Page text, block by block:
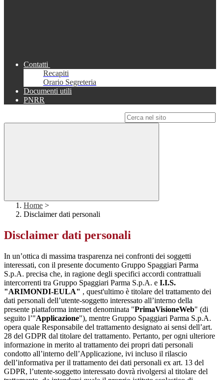
Contatti
Recapiti
Orario Segreteria
Documenti utili
PNRR
Home >
Disclaimer dati personali
Disclaimer dati personali
In un’ottica di massima trasparenza nei confronti dei soggetti
interessati, con il presente documento Gruppo Spaggiari Parma
S.p.A. precisa che, in ragione degli specifici accordi contrattuali
intercorrenti tra Gruppo Spaggiari Parma S.p.A. e I.I.S.
"ARIMONDI-EULA" , quest'ultimo è titolare del trattamento dei
dati personali dell’utente-soggetto interessato all’interno della
presente piattaforma internet denominata "PrimaVisioneWeb" (di
seguito l’"Applicazione"), mentre Gruppo Spaggiari Parma S.p.A.
opera quale Responsabile del trattamento designato ai sensi dell’art.
28 del GDPR dal titolare del trattamento. Pertanto, per ogni ulteriore
informazione in merito al trattamento dei propri dati personali
condotto all’interno dell’Applicazione, ivi incluso il rilascio
dell’informativa per il trattamento dei dati personali ex art. 13 del
GDPR, l’utente-soggetto interessato dovrà rivolgersi al titolare del